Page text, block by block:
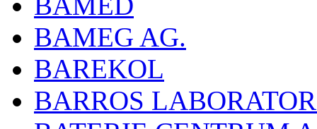
BAMEG AG.
BAREKOL
BARROS